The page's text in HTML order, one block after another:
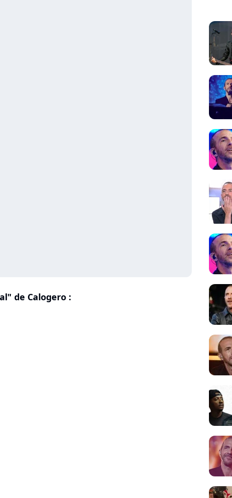
de Calogero :